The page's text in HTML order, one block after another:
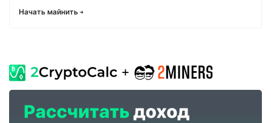
Начать майнить